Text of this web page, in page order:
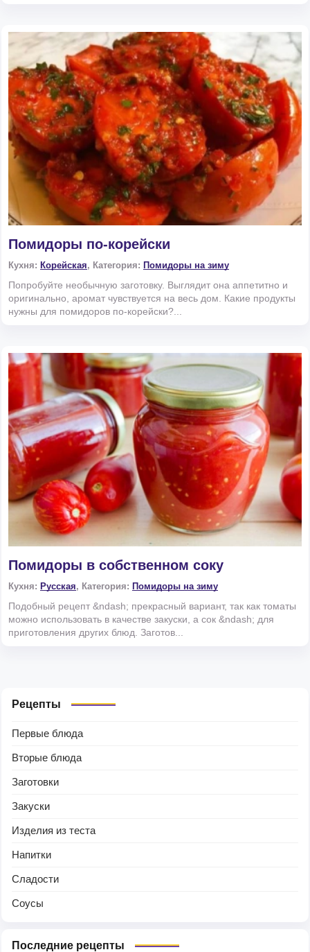
Помидоры по-корейски
Кухня: Корейская, Категория: Помидоры на зиму
Попробуйте необычную заготовку. Выглядит она аппетитно и
оригинально, аромат чувствуется на весь дом. Какие продукты
нужны для помидоров по-корейски?...
Помидоры в собственном соку
Кухня: Русская, Категория: Помидоры на зиму
Подобный рецепт &ndash; прекрасный вариант, так как томаты
можно использовать в качестве закуски, а сок &ndash; для
приготовления других блюд. Заготов...
Рецепты
Первые блюда
Вторые блюда
Заготовки
Закуски
Изделия из теста
Напитки
Сладости
Соусы
Последние рецепты